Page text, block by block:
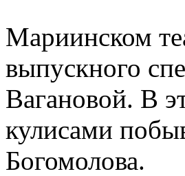
Мариинском
выпускного
Вагановой. В
кулисами
Богомолова.